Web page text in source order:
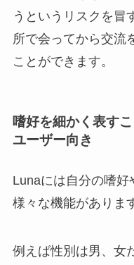
うというリスクを冒
所で会ってから交流
ことができます。
嗜好を細かく表す
ユーザー向き
Lunaには自分の嗜好
様々な機能がありま
例えば性別は男、女